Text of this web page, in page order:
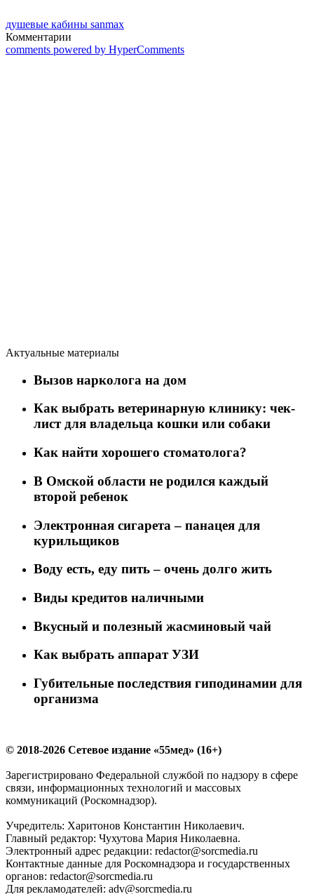
душевые кабины sanmax
Комментарии
comments powered by HyperComments
Актуальные материалы
Вызов нарколога на дом
Как выбрать ветеринарную клинику: чек-
лист для владельца кошки или собаки
Как найти хорошего стоматолога?
В Омской области не родился каждый
второй ребенок
Электронная сигарета – панацея для
курильщиков
Воду есть, еду пить – очень долго жить
Виды кредитов наличными
Вкусный и полезный жасминовый чай
Как выбрать аппарат УЗИ
Губительные последствия гиподинамии для
организма
© 2018-2026 Сетевое издание «55мед» (16+)
Зарегистрировано Федеральной службой по надзору в сфере
связи, информационных технологий и массовых
коммуникаций (Роскомнадзор).
Учредитель: Харитонов Константин Николаевич.
Главный редактор: Чухутова Мария Николаевна.
Электронный адрес редакции: redactor@sorcmedia.ru
Контактные данные для Роскомнадзора и государственных
органов: redactor@sorcmedia.ru
Для рекламодателей: adv@sorcmedia.ru